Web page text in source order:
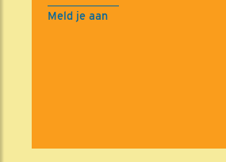
Meld je aan